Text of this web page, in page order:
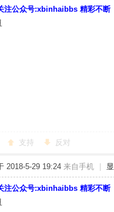
注公众号:xbinhaibbs 精彩不断
支持 反对
2018-5-29 19:24 来自手机
注公众号:xbinhaibbs 精彩不断